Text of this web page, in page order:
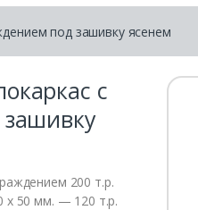
под зашивку ясенем
с
200 т.р.
х 50 мм. — 120 т.р.